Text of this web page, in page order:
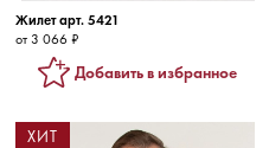
Жилет арт. 5421
от 3 066 ₽
Добавить в избранное
ХИТ